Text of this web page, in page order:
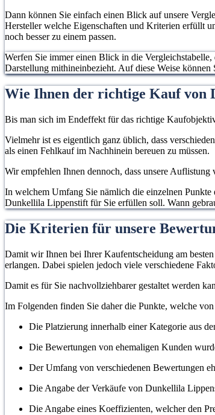
Dann können Sie einfach einen Blick auf unsere
Hersteller welche Eigenschaften und Kriterien erfüllt
noch besser zu einem passen.
Werfen Sie immer einen Blick in die
Darstellung mithineinbezieht. Auf diese Weise
Wie Ihnen der richtige Kauf von
Bis man sich im Endeffekt für das richtige
Vielmehr ist es eigentlich ganz üblich, dass
als einen Fehlkauf im Nachhinein bereuen zu müssen.
Wir empfehlen Ihnen dennoch, dass unsere
In welchem Umfang Sie nämlich die einzelnen
Dunkellila Lippenstift für Sie erfüllen soll. Wann
Die Kriterien für unsere
Damit wir Ihnen bei Ihrer Kaufentscheidung am
erlangen. Dabei spielen jedoch viele verschiedene
Damit es für Sie nachvollziehbarer gestaltet werden
Im Folgenden finden Sie daher die Punkte, welche
Die Platzierung innerhalb einer Kategorie aus
Die Bewertungen von ehemaligen Kunden
Der Umfang von verschiedenen Bewertungen
Die Angabe der Verkäufe von Dunkellila
Die Angabe eines Koeffizienten, welcher den